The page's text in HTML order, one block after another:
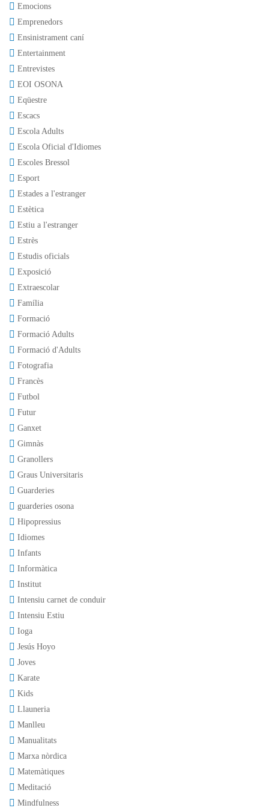
Emocions
Emprenedors
Ensinistrament caní
Entertainment
Entrevistes
EOI OSONA
Eqüestre
Escacs
Escola Adults
Escola Oficial d'Idiomes
Escoles Bressol
Esport
Estades a l'estranger
Estètica
Estiu a l'estranger
Estrès
Estudis oficials
Exposició
Extraescolar
Família
Formació
Formació Adults
Formació d'Adults
Fotografia
Francès
Futbol
Futur
Ganxet
Gimnàs
Granollers
Graus Universitaris
Guarderies
guarderies osona
Hipopressius
Idiomes
Infants
Informàtica
Institut
Intensiu carnet de conduir
Intensiu Estiu
Ioga
Jesús Hoyo
Joves
Karate
Kids
Llauneria
Manlleu
Manualitats
Marxa nòrdica
Matemàtiques
Meditació
Mindfulness